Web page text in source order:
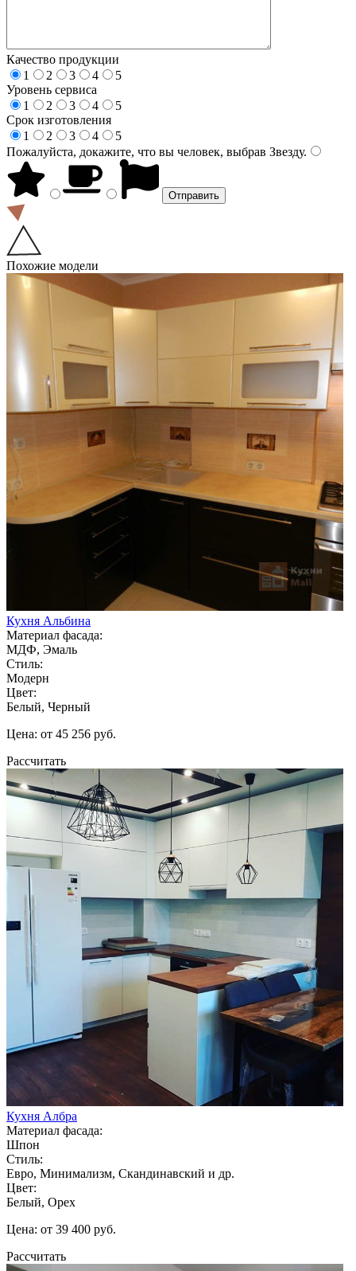
Качество продукции
1
2 3 4
5
Уровень сервиса
1
2 3 4
5
Срок изготовления
1
2 3 4
5
Пожалуйста, докажите, что вы человек, выбрав Звезду.
Похожие модели
Кухня Альбина
Материал фасада:
МДФ, Эмаль
Стиль:
Модерн
Цвет:
Белый, Черный
Цена: от 45 256 руб.
Рассчитать
Кухня Албра
Материал фасада:
Шпон
Стиль:
Евро, Минимализм, Скандинавский и др.
Цвет:
Белый, Орех
Цена: от 39 400 руб.
Рассчитать